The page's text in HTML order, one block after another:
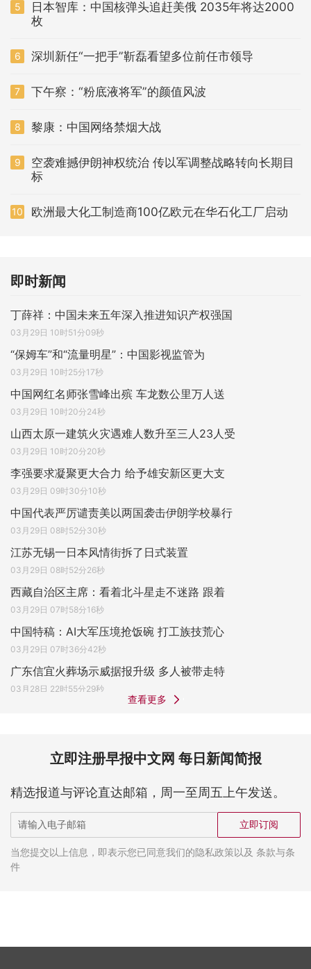
5
日本智库：中国核弹头追赶美俄 2035年将达2000
枚
6 深圳新任“一把手”靳磊看望多位前任市领导
7 下午察：“粉底液将军”的颜值风波
8 黎康：中国网络禁烟大战
9
空袭难撼伊朗神权统治 传以军调整战略转向长期目
标
10 欧洲最大化工制造商100亿欧元在华石化工厂启动
即时新闻
丁薛祥：中国未来五年深入推进知识产权强国
03月29日 10时51分09秒
“保姆车”和“流量明星”：中国影视监管为
03月29日 10时25分17秒
中国网红名师张雪峰出殡 车龙数公里万人送
03月29日 10时20分24秒
山西太原一建筑火灾遇难人数升至三人23人受
03月29日 10时20分20秒
李强要求凝聚更大合力 给予雄安新区更大支
03月29日 09时30分10秒
中国代表严厉谴责美以两国袭击伊朗学校暴行
03月29日 08时52分30秒
江苏无锡一日本风情街拆了日式装置
03月29日 08时52分26秒
西藏自治区主席：看着北斗星走不迷路 跟着
03月29日 07时58分16秒
中国特稿：AI大军压境抢饭碗 打工族技荒心
03月29日 07时36分42秒
广东信宜火葬场示威据报升级 多人被带走特
03月28日 22时55分29秒
查看更多
立即注册早报中文网 每日新闻简报
精选报道与评论直达邮箱，周一至周五上午发送。
立即订阅
当您提交以上信息，即表示您已同意我们的隐私政策以及 条款与条
件